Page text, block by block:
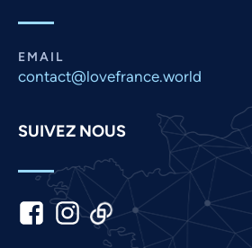
EMAIL
contact@lovefrance.world
SUIVEZ NOUS